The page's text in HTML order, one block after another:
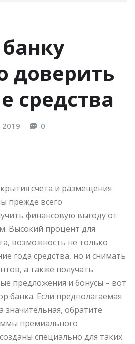
доверить
средства
2019 0
счета и размещения
прежде всего
финансовую выгоду от
Высокий процент для
возможность не только
года средства, но и снимать
а также получать
предложения и бонусы – вот
банка. Если предполагаемая
обратите
премиального
специально для таких